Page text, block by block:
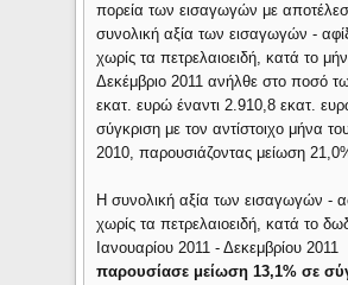
πορεία των εισαγωγών με
συνολική αξία των εισαγωγών -
χωρίς τα πετρελαιοειδή, κατά το
Δεκέμβριο 2011 ανήλθε στο ποσό
εκατ. ευρώ έναντι 2.910,8 εκατ.
σύγκριση με τον αντίστοιχο μήνα
2010, παρουσιάζοντας μείωση
Η συνολική αξία των εισαγωγών -
χωρίς τα πετρελαιοειδή, κατά το
Ιανουαρίου 2011 - Δεκεμβρίου 2011
παρουσίασε μείωση 13,1% σε